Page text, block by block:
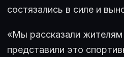
состязались в силе и
«Мы рассказали жителям
представили это